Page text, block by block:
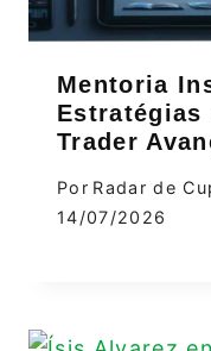
Mentoria
Estratégias
Trader
Por Radar de
14/07/2026